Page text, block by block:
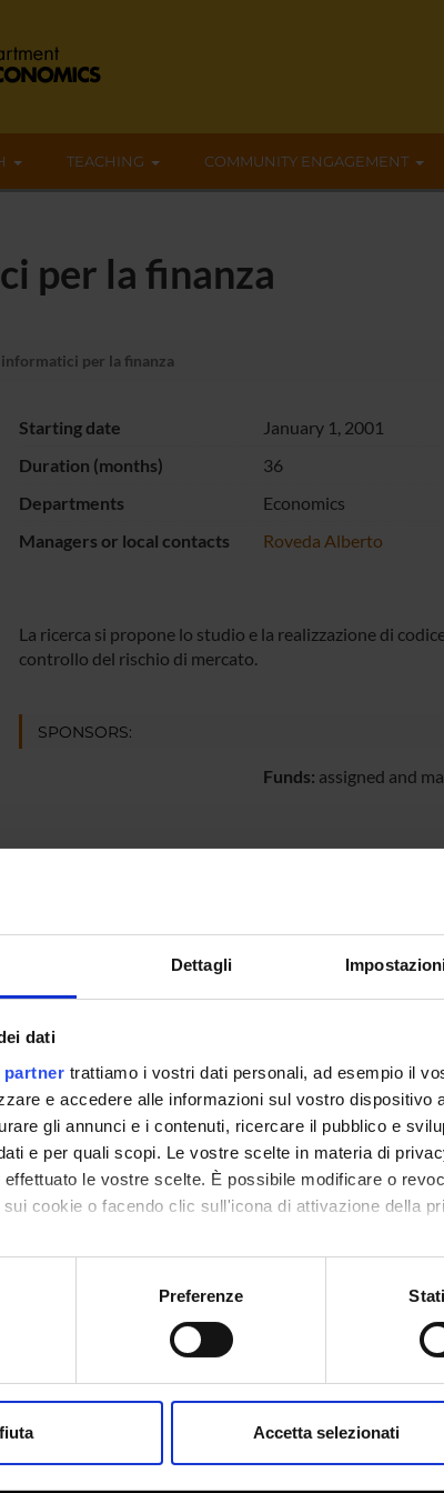
Dettagli
dati
partner trattiamo i vostri dati personali, ad esempio il
e accedere alle informazioni sul vostro dispositivo
gli annunci e i contenuti, ricercare il pubblico e
e per quali scopi. Le vostre scelte in materia di
le vostre scelte. È possibile modificare o
cookie o facendo clic sull'icona di attivazione della
vorremmo anche:
sulla tua posizione geografica, con
il tuo consenso in qualsiasi momento dalla
Preferenze
Accetta selezionati
TEACHING COMMUNITY ENGAGEMENT
per la finanza
per la finanza
Starting date
January 1, 2001
Duration (months)
36
Departments
Economics
Managers or local contacts
Roveda Alberto
La ricerca si propone lo studio e la realizzazione di
controllo del rischio di mercato.
SPONSORS:
Funds: assigned and
Martino Grasselli
Letizia Pellegrini